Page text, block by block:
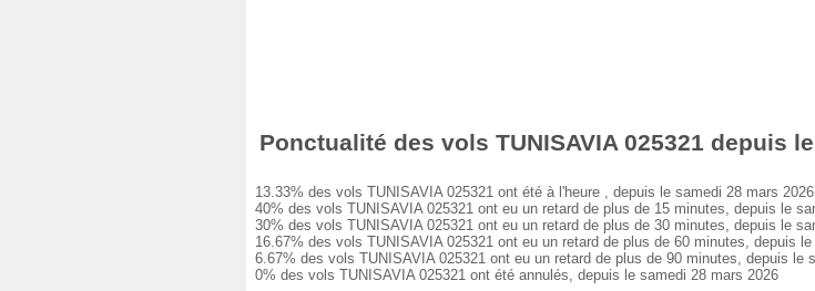
Ponctualité des vols TUNISAVIA 025321 depuis
13.33% des vols TUNISAVIA 025321 ont été à l'heure , depuis le samedi 28 mars 2026
40% des vols TUNISAVIA 025321 ont eu un retard de plus de 15 minutes, depuis le
30% des vols TUNISAVIA 025321 ont eu un retard de plus de 30 minutes, depuis le
16.67% des vols TUNISAVIA 025321 ont eu un retard de plus de 60 minutes, depuis
6.67% des vols TUNISAVIA 025321 ont eu un retard de plus de 90 minutes, depuis le
0% des vols TUNISAVIA 025321 ont été annulés, depuis le samedi 28 mars 2026